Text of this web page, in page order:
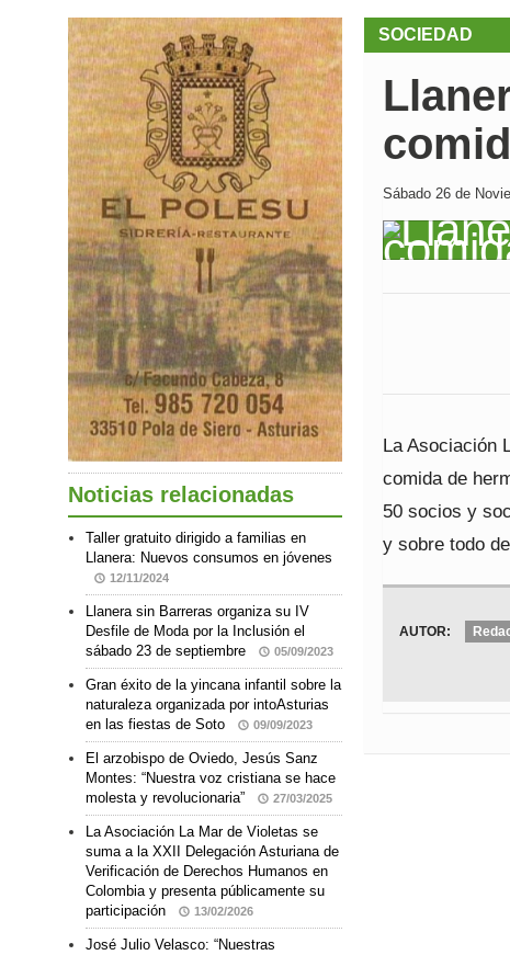
SOCIEDAD
Sábado 26 de
La Asociación
comida de
50 socios y
y sobre todo
AUTOR:
Noticias relacionadas
Taller gratuito dirigido a familias en
Llanera: Nuevos consumos en jóvenes
12/11/2024
Llanera sin Barreras organiza su IV
Desfile de Moda por la Inclusión el
sábado 23 de septiembre
05/09/2023
Gran éxito de la yincana infantil sobre la
naturaleza organizada por intoAsturias
en las fiestas de Soto
09/09/2023
El arzobispo de Oviedo, Jesús Sanz
Montes: “Nuestra voz cristiana se hace
molesta y revolucionaria”
27/03/2025
La Asociación La Mar de Violetas se
suma a la XXII Delegación Asturiana de
Verificación de Derechos Humanos en
Colombia y presenta públicamente su
participación
13/02/2026
José Julio Velasco: “Nuestras